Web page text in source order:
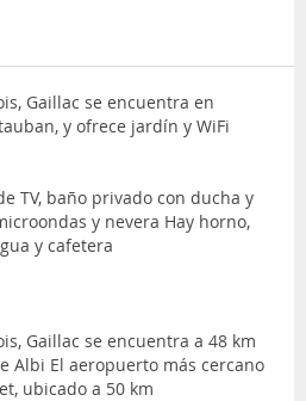
Gaillac se encuentra en
y ofrece jardín y WiFi
TV, baño privado con ducha y
y nevera Hay horno,
y cafetera
Gaillac se encuentra a 48 km
Albi El aeropuerto más cercano
ubicado a 50 km